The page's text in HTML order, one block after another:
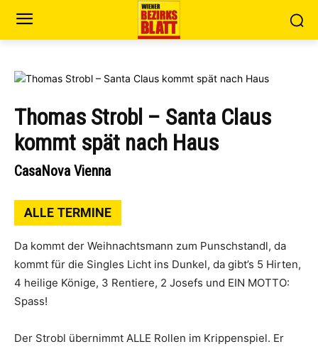
Thomas Strobl – Santa Claus
kommt spät nach Haus
CasaNova Vienna
ALLE TERMINE
Da kommt der Weihnachtsmann zum Punschstandl, da
kommt für die Singles Licht ins Dunkel, da gibt’s 5 Hirten,
4 heilige Könige, 3 Rentiere, 2 Josefs und EIN MOTTO:
Spass!
Der Strobl übernimmt ALLE Rollen im Krippenspiel. Er